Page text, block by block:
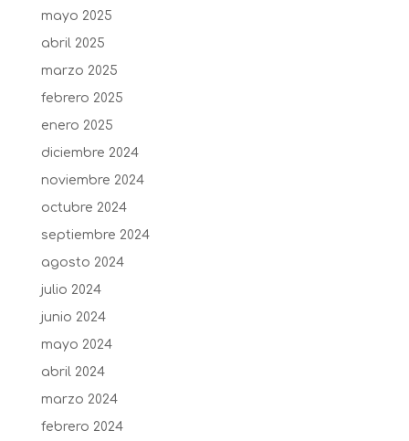
mayo 2025
abril 2025
marzo 2025
febrero 2025
enero 2025
diciembre 2024
noviembre 2024
octubre 2024
septiembre 2024
agosto 2024
julio 2024
junio 2024
mayo 2024
abril 2024
marzo 2024
febrero 2024